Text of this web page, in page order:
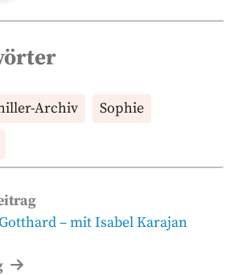
Archiv
Sophie
– mit Isabel Karajan